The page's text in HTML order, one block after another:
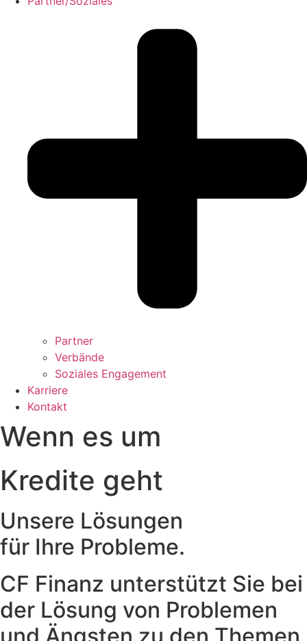
Partner
Verbände
Soziales Engagement
Karriere
Kontakt
Wenn es um
Kredite geht
Unsere Lösungen
für Ihre Probleme.
CF Finanz unterstützt Sie bei
der Lösung von Problemen